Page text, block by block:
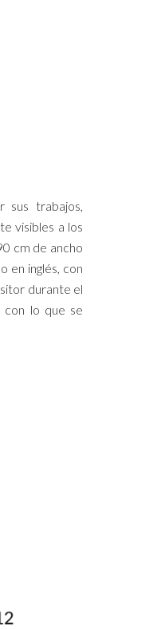
sus trabajos,
visibles a los
cm de ancho
en inglés, con
durante el
con lo que se